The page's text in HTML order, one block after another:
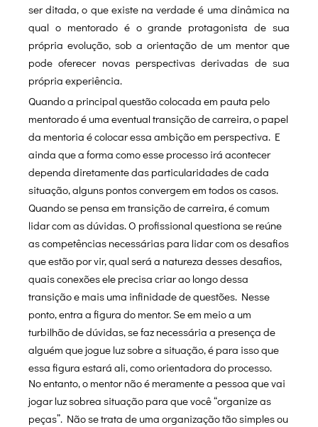
ser ditada, o que existe na verdade é uma dinâmica na
qual o mentorado é o grande protagonista de sua
própria evolução, sob a orientação de um mentor que
pode oferecer novas perspectivas derivadas de sua
própria experiência.
Quando a principal questão colocada em pauta pelo
mentorado é uma eventual transição de carreira, o papel
da mentoria é colocar essa ambição em perspectiva. E
ainda que a forma como esse processo irá acontecer
dependa diretamente das particularidades de cada
situação, alguns pontos convergem em todos os casos.
Quando se pensa em transição de carreira, é comum
lidar com as dúvidas. O profissional questiona se reúne
as competências necessárias para lidar com os desafios
que estão por vir, qual será a natureza desses desafios,
quais conexões ele precisa criar ao longo dessa
transição e mais uma infinidade de questões. Nesse
ponto, entra a figura do mentor. Se em meio a um
turbilhão de dúvidas, se faz necessária a presença de
alguém que jogue luz sobre a situação, é para isso que
essa figura estará ali, como orientadora do processo.
No entanto, o mentor não é meramente a pessoa que vai
jogar luz sobrea situação para que você “organize as
peças”. Não se trata de uma organização tão simples ou